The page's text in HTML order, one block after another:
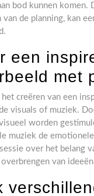
bod kunnen komen.
van de planning, kan
een
met
creëren van een
visuals of muziek.
worden
muziek de
over het belang
van